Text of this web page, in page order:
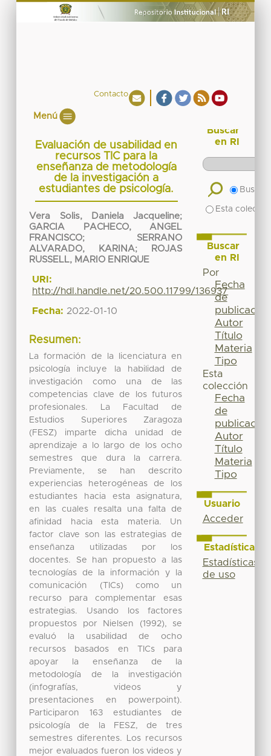
Contacto
Menú
Evaluación de usabilidad en
recursos TIC para la
enseñanza de metodología
de la investigación a
estudiantes de psicología.
Vera Solis, Daniela Jacqueline;
GARCIA PACHECO, ANGEL
FRANCISCO; SERRANO
ALVARADO, KARINA;
ROJAS
RUSSELL, MARIO ENRIQUE
URI:
http://hdl.handle.net/20.500.11799/136937
Fecha: 2022-01-10
Resumen:
La formación de la licenciatura en
psicología incluye la habilidad de
investigación como una de las
competencias clave de los futuros
profesionales. La Facultad de
Estudios Superiores Zaragoza
(FESZ) imparte dicha unidad de
aprendizaje a lo largo de los ocho
semestres que dura la carrera.
Previamente, se han descrito
experiencias heterogéneas de los
estudiantes hacia esta asignatura,
en las cuales resalta una falta de
afinidad hacia esta materia. Un
factor clave son las estrategias de
enseñanza utilizadas por los
docentes. Se han propuesto a las
tecnologías de la información y la
comunicación (TICs) como un
recurso para complementar esas
estrategias. Usando los factores
propuestos por Nielsen (1992), se
evaluó la usabilidad de ocho
recursos basados en TICs para
apoyar la enseñanza de la
metodología de la investigación
(infografías, videos y
presentaciones en powerpoint).
Participaron 163 estudiantes de
psicología de la FESZ, de tres
semestres diferentes. Los recursos
mejor evaluados fueron los videos y
Buscar
en RI
Buscar
Esta
Buscar
en RI
Por
Fecha
de
publicación
Autor
Título
Materia
Tipo
Esta
colección
Fecha
de
publicación
Autor
Título
Materia
Tipo
Usuario
Acceder
Estadísticas
Estadísticas
de uso